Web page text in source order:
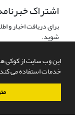
این وب سایت از کوکی ها
خدمات استفاده می
اشتراک
برای دریافت اخبار و
شوید.
سامانه مدیریت